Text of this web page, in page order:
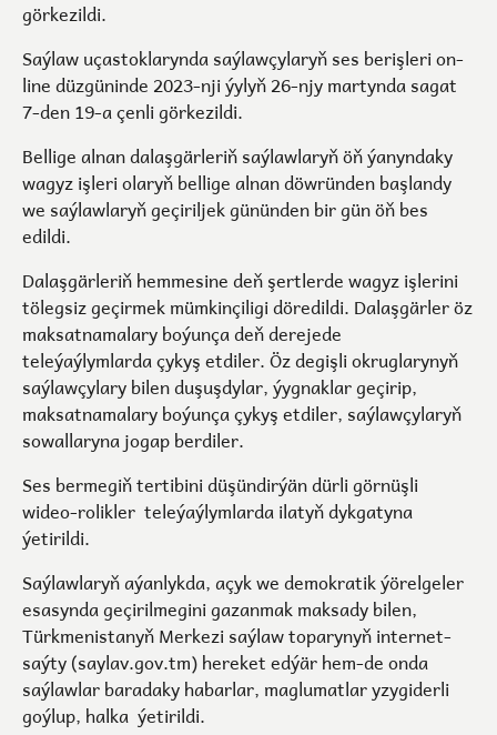
görkezildi.
Saýlaw uçastoklarynda saýlawçylaryň ses berişleri on-
line düzgüninde 2023-nji ýylyň 26-njy martynda sagat
7-den 19-a çenli görkezildi.
Bellige alnan dalaşgärleriň saýlawlaryň öň ýanyndaky
wagyz işleri olaryň bellige alnan döwründen başlandy
we saýlawlaryň geçiriljek gününden bir gün öň bes
edildi.
Dalaşgärleriň hemmesine deň şertlerde wagyz işlerini
tölegsiz geçirmek mümkinçiligi döredildi. Dalaşgärler öz
maksatnamalary boýunça deň derejede
teleýaýlymlarda çykyş etdiler. Öz degişli okruglarynyň
saýlawçylary bilen duşuşdylar, ýygnaklar geçirip,
maksatnamalary boýunça çykyş etdiler, saýlawçylaryň
sowallaryna jogap berdiler.
Ses bermegiň tertibini düşündirýän dürli görnüşli
wideo-rolikler teleýaýlymlarda ilatyň dykgatyna
ýetirildi.
Saýlawlaryň aýanlykda, açyk we demokratik ýörelgeler
esasynda geçirilmegini gazanmak maksady bilen,
Türkmenistanyň Merkezi saýlaw toparynyň internet-
saýty (saylav.gov.tm) hereket edýär hem-de onda
saýlawlar baradaky habarlar, maglumatlar yzygiderli
goýlup, halka ýetirildi.